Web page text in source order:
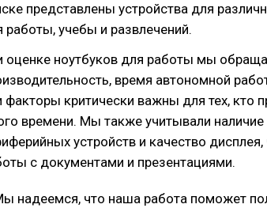
представлены устройства для
работы, учебы и развлечений.
оценке ноутбуков для работы мы
время автономной
факторы критически важны для тех, кто
времени. Мы также учитывали
устройств и качество
с документами и презентациями.
надеемся, что наша работа поможет